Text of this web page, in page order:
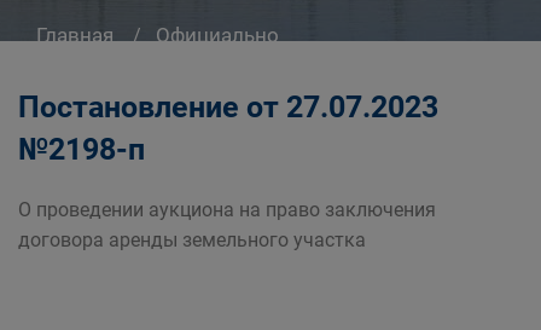
Главная
Официально
Постановление от 27.07.2023
№2198-п
О проведении аукциона на право заключения
договора аренды земельного участка